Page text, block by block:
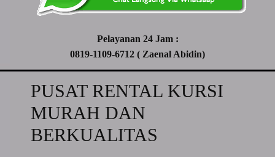
Pelayanan 24 Jam :
0819-1109-6712 ( Zaenal Abidin)
PUSAT RENTAL KURSI
MURAH DAN
BERKUALITAS